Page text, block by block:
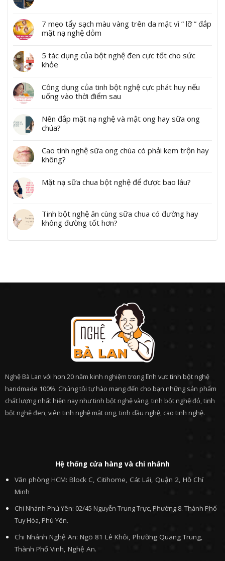
7 mẹo tẩy sạch màu vàng trên da mặt vì ” lỡ ” đắp
mặt nạ nghệ dỏm
5 tác dụng của bột nghệ đen cực tốt cho sức
khỏe
Công dụng của tinh bột nghệ cực phát huy nếu
uống vào thời điểm sau
Nên đắp mặt nạ nghệ và mật ong hay sữa ong
chúa?
Cao tinh nghệ sữa ong chúa có phải kem trộn hay
không?
Mặt nạ sữa chua bột nghệ để được bao lâu?
Tinh bột nghệ ăn cùng sữa chua có đường hay
không đường tốt hơn?
Nghệ Bà Lan với hơn 20 năm kinh nghiệm trong lĩnh vực tinh bột nghệ
handmade 100%. Chúng tôi tự hào mang đến cho bạn những sản phẩm
chất lượng nhất hiện nay như tinh bột nghệ vàng, tinh bột nghệ đỏ, tinh
bột nghệ đen, viên tinh nghệ mật ong, tinh dầu nghệ, cao tinh nghệ.
Hệ thống cửa hàng và chi nhánh
Văn phòng HCM: Block C, Citihome, Cát Lái, Quận 2, Hồ Chí
Minh
Chi Nhánh Phú Yên: 02/45 Nguyễn Trung Trực, Phường 8. Thành Phố
Tuy Hòa, Phú Yên.
Chi Nhánh Nghệ An: Ngõ 81 Lê Khôi, Phường Quang Trung,
Thành Phố Vinh, Nghệ An.